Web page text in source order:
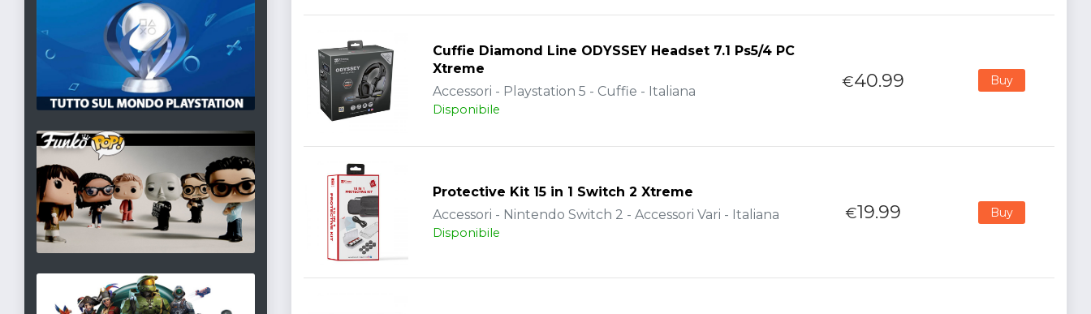
Cuffie Diamond Line ODYSSEY Headset 7.1 Ps5/4 PC
Xtreme
Accessori - Playstation 5 - Cuffie - Italiana
Disponibile
€40.99 Buy
Protective Kit 15 in 1 Switch 2 Xtreme
Accessori - Nintendo Switch 2 - Accessori Vari - Italiana
Disponibile
€19.99 Buy